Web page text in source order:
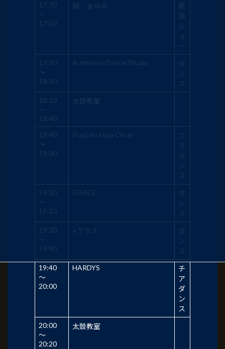
17:30
～
17:50
桜 まゆみ
歌
謡
シ
ョ
ー
17:50
～
18:10
Authentic Dance Studio
ダ
ン
ス
18:10
～
18:40
太鼓教室
18:40
～
19:00
Pua Le'a Hula Circle
フ
ラ
ダ
ン
ス
19:00
～
19:20
GRACE
ダ
ン
ス
19:20
～
19:40
+プラス
ダ
ン
ス
19:40
～
20:00
HARDYS
チ
ア
ダ
ン
ス
20:00
～
20:20
太鼓教室